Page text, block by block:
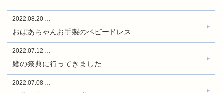
2022.08.20 …
おばあちゃんお手製のベビードレス
2022.07.12 …
鷹の祭典に行ってきました
2022.07.08 …